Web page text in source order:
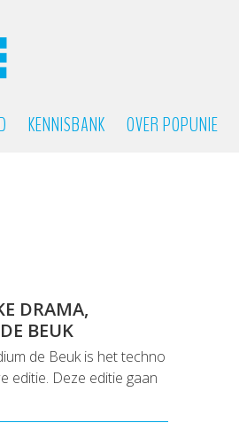
KENNISBANK OVER POPUNIE
DRAMA,
BEUK
de Beuk is het techno
editie. Deze editie gaan